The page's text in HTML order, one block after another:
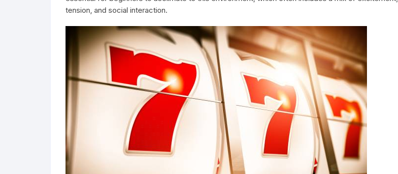
tension, and social interaction.